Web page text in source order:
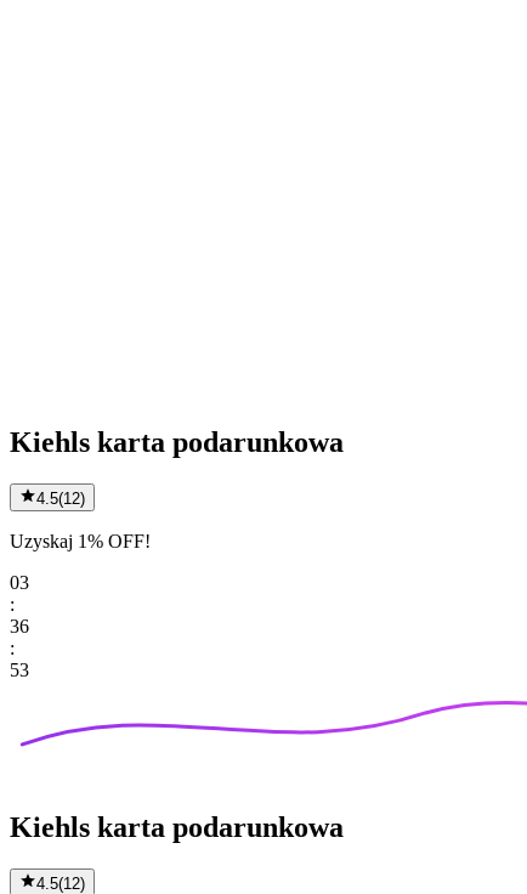
Kiehls karta podarunkowa
4.5(12)
Uzyskaj 1% OFF!
03
:
36
:
53
Kiehls karta podarunkowa
4.5(12)